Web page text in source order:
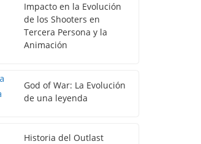
Impacto en la Evolución
de los Shooters en
Tercera Persona y la
Animación
God of War: La Evolución
de una leyenda
Historia del Outlast